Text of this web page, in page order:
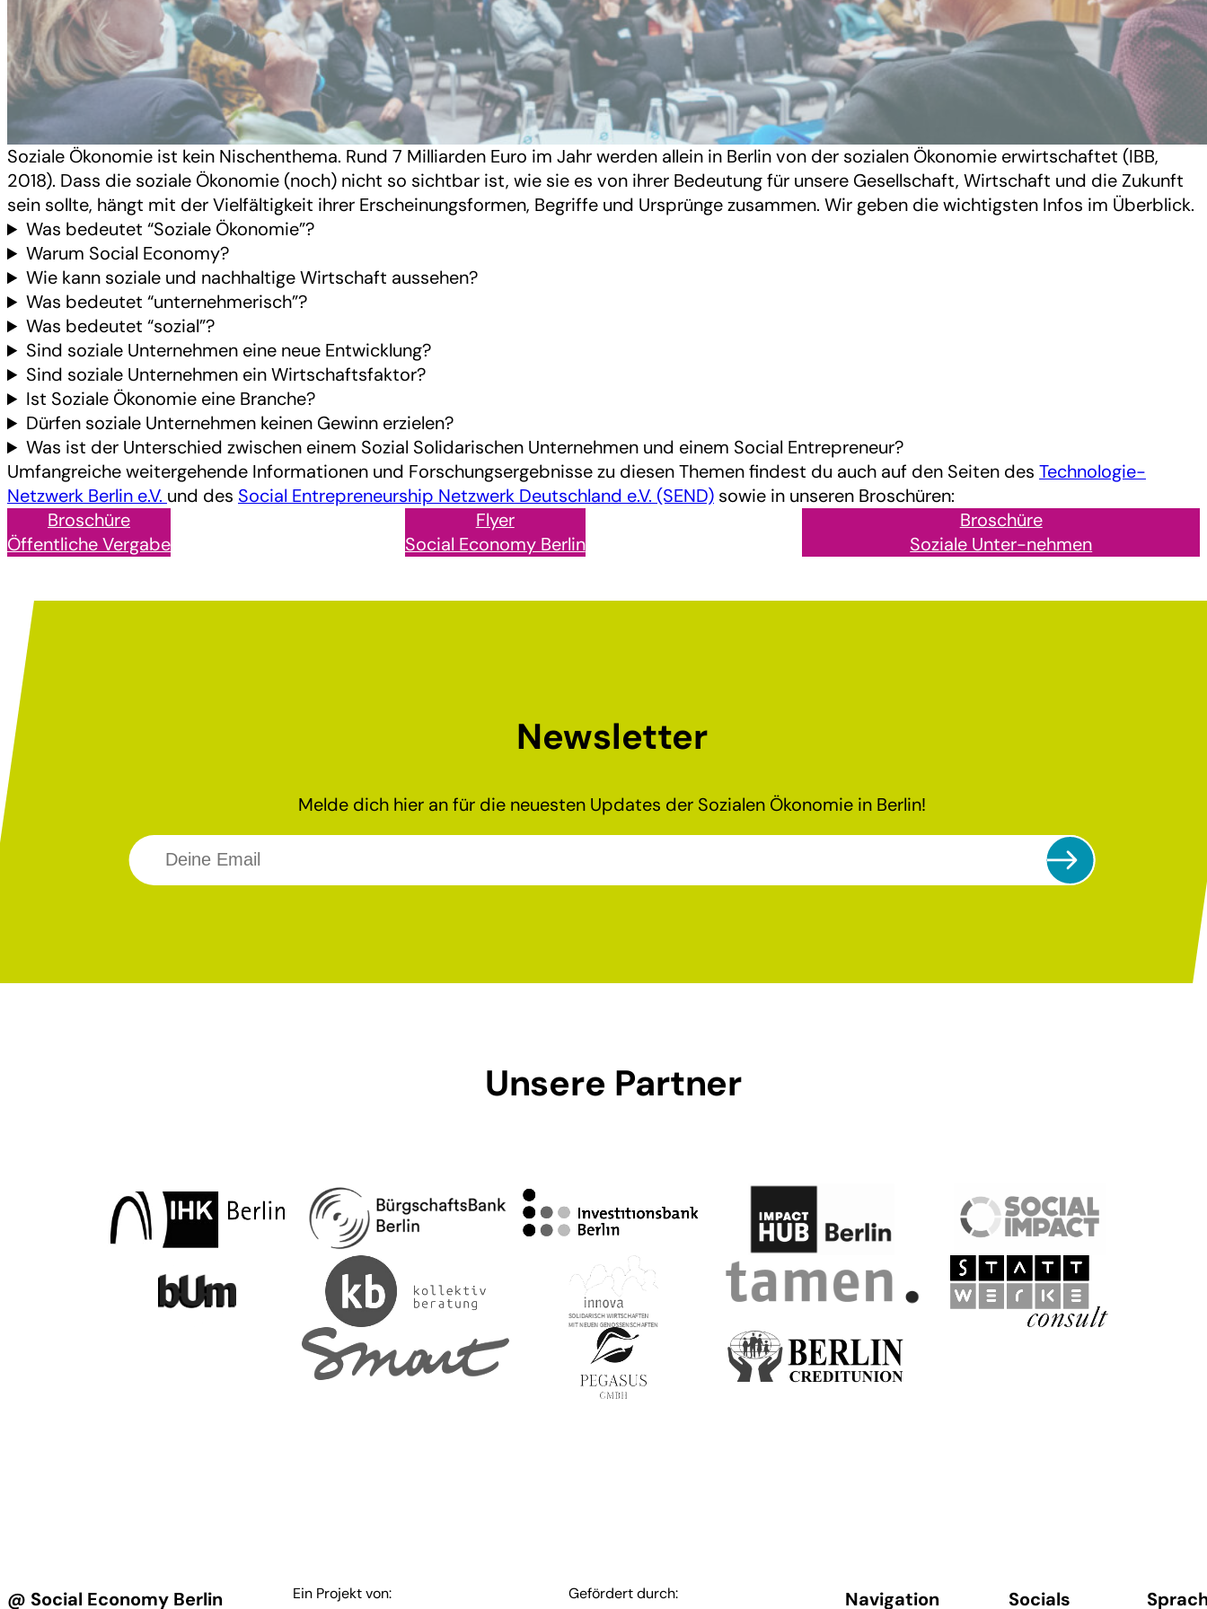
Soziale Ökonomie ist kein Nischenthema. Rund 7 Milliarden Euro im Jahr werden allein in Berlin von der sozialen Ökonomie erwirtschaftet (IBB,
2018). Dass die soziale Ökonomie (noch) nicht so sichtbar ist, wie sie es von ihrer Bedeutung für unsere Gesellschaft, Wirtschaft und die Zukunft
sein sollte, hängt mit der Vielfältigkeit ihrer Erscheinungsformen, Begriffe und Ursprünge zusammen. Wir geben die wichtigsten Infos im Überblick.
Was bedeutet “Soziale Ökonomie”?
Warum Social Economy?
Wie kann soziale und nachhaltige Wirtschaft aussehen?
Was bedeutet “unternehmerisch”?
Was bedeutet “sozial”?
Sind soziale Unternehmen eine neue Entwicklung?
Sind soziale Unternehmen ein Wirtschaftsfaktor?
Ist Soziale Ökonomie eine Branche?
Dürfen soziale Unternehmen keinen Gewinn erzielen?
Was ist der Unterschied zwischen einem Sozial Solidarischen Unternehmen und einem Social Entrepreneur?
Umfangreiche weitergehende Informationen und Forschungsergebnisse zu diesen Themen findest du auch auf den Seiten des Technologie-
Netzwerk Berlin e.V. und des Social Entrepreneurship Netzwerk Deutschland e.V. (SEND) sowie in unseren Broschüren:
Broschüre
Öffentliche Vergabe
Flyer
Social Economy Berlin
Broschüre
Soziale Unter-nehmen
Newsletter
Melde dich hier an für die neuesten Updates der Sozialen Ökonomie in Berlin!
Unsere Partner
@ Social Economy Berlin Ein Projekt von: Gefördert durch: Navigation Socials